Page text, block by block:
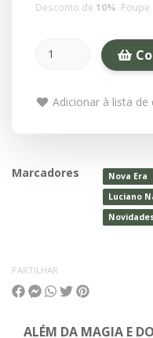
Desconto de 10%. Poupe
Adicionar à lista de
Marcadores Nova Era
Luciano
PARTILHAR
ALÉM DA MAGIA E